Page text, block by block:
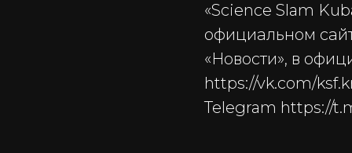
«Science Slam
официальном
«Новости», в
https://vk.com/
Telegram https://